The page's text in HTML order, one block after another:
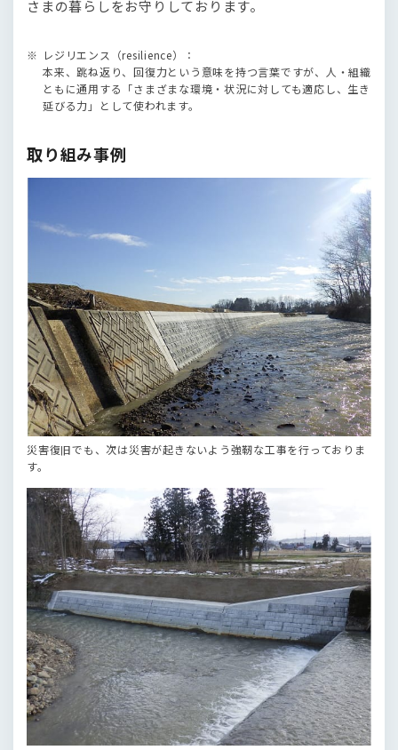
さまの暮らしをお守りしております。
レジリエンス（resilience）：
本来、跳ね返り、回復力という意味を持つ言葉ですが、人・組織
ともに通用する「さまざまな環境・状況に対しても適応し、生き
延びる力」として使われます。
取り組み事例
災害復旧でも、次は災害が起きないよう強靭な工事を行っておりま
す。